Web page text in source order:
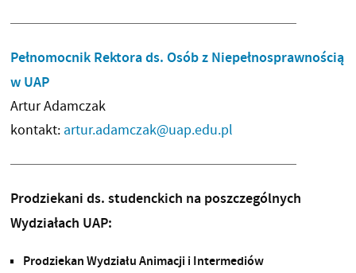
Pełnomocnik Rektora ds. Osób z Niepełnosprawnością
w UAP
Artur Adamczak
kontakt: artur.adamczak@uap.edu.pl
Prodziekani ds. studenckich na poszczególnych
Wydziałach UAP:
Prodziekan Wydziału Animacji i Intermediów